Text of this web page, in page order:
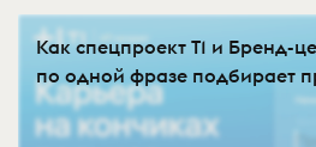
Как спецпроект T1 и Бренд-
по одной фразе подбирает